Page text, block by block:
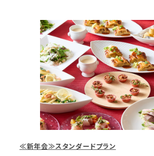
≪新年会≫スタンダードプラン